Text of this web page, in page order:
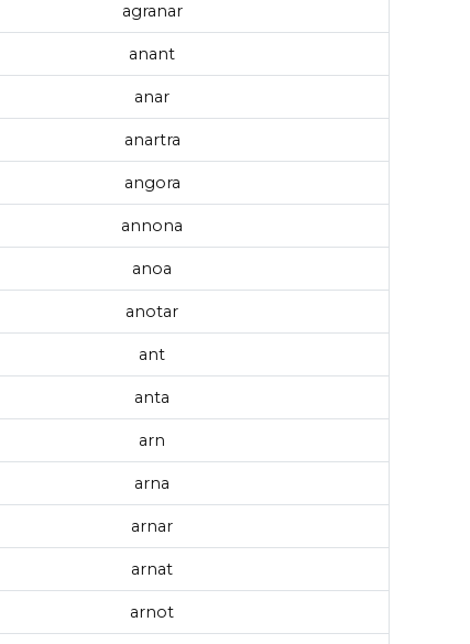
agranar
anant
anar
anartra
angora
annona
anoa
anotar
ant
anta
arn
arna
arnar
arnat
arnot